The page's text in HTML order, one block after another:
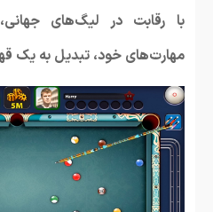
با رقابت در لیگ‌های
مهارت‌های خود، تبدیل به یک